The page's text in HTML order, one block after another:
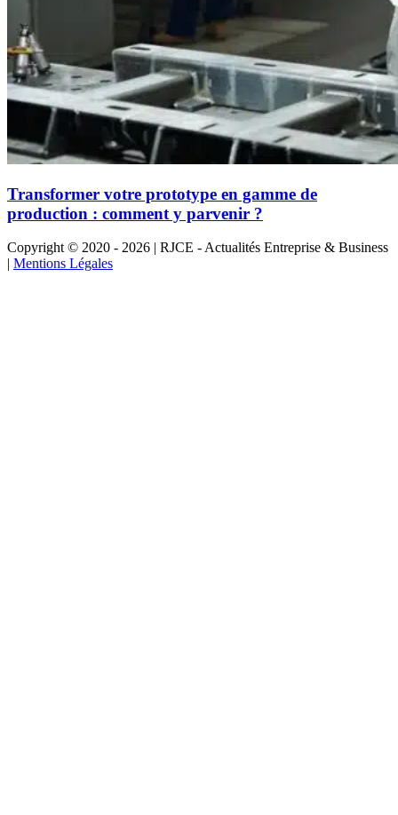
Transformer votre prototype en gamme de
production : comment y parvenir ?
Copyright © 2020 - 2026 | RJCE - Actualités Entreprise & Business
| Mentions Légales